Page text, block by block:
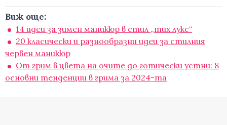
Виж още:
14 идеи за зимен маникюр в стил „тих лукс“
20 класически и разнообразни идеи за стилния
червен маникюр
От грим в цвета на очите до готически устни: 8
основни тенденции в грима за 2024-та